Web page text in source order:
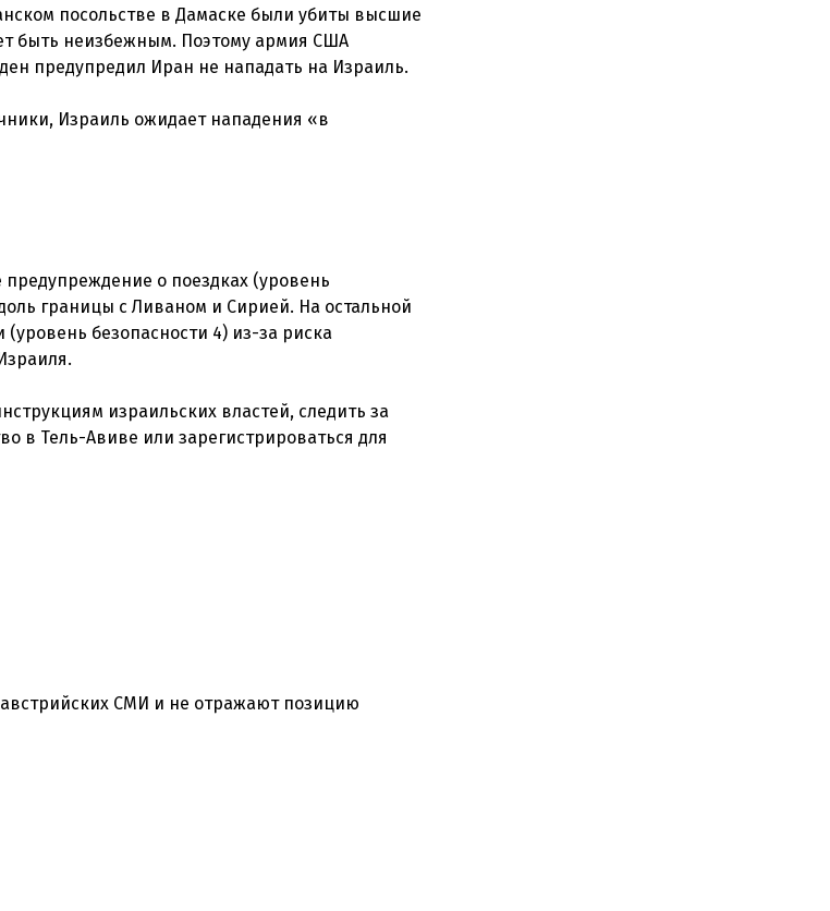
посольстве в Дамаске были убиты высшие
быть неизбежным. Поэтому армия США
предупредил Иран не нападать на Израиль.
Израиль ожидает нападения «в
о поездках (уровень
границы с Ливаном и Сирией. На остальной
безопасности 4) из-за риска
израильских властей, следить за
в Тель-Авиве или зарегистрироваться для
СМИ и не отражают позицию